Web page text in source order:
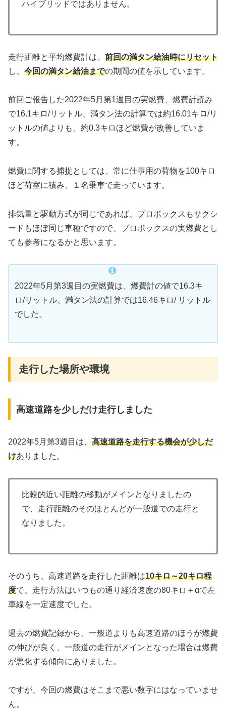
ハイブリッドではありません。
走行距離と平均燃費計は、 前回の満タン給油時にリセット
し、 今回の満タン給油までの期間の値を示しています。
前回ご報告した2022年5月第1週目の実燃費、燃費計読み
で16.1キロ/リットル、満タン法の計算では約16.01キロ/リ
ットルの値よりも、約0.3キロほど燃費が改善していま
す。
燃費に関する捕捉としては、常に仕事用の荷物を100キロ
ほど荷室に積み、１名乗車で走っています。
排気量と駆動方式が同じであれば、プロボックスもサクシ
ードもほぼ同じ車種ですので、プロボックスの実燃費とし
ても参考になるかと思います。
2022年5月第3週目の実燃費は、燃費計の値で16.3キ
ロ/リットル、満タン法の計算では16.46キロ/ リットル
でした。
走行した場所や環境
高速道路を少しだけ走行しました
2022年5月第3週目は、 高速道路を走行する機会が少しだ
けありました。
比較的近い距離の移動がメインとなりましたの
で、走行距離のそのほとんどが一般道での走行と
なりました。
そのうち、高速道路を走行した距離は10キロ～20キロ程
度で、走行方法はいつもの通り経済速度の80キロ＋αで左
車線を一定速度でした。
過去の燃費記録から、一般道よりも高速道路のほうが燃費
の伸びが良く、一般道の走行がメインとなった場合は燃費
が悪化する傾向にありました。
ですが、今回の燃費はそこまで悪い数字にはなっていませ
ん。